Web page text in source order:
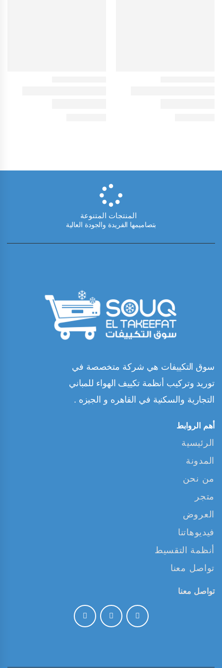
المنتجات المتنوعة
بتصاميمها الفريدة والجودة العالية
سوق التكييفات هي شركة متخصصة في
توريد وتركيب أنظمة تكييف الهواء للمباني
التجارية والسكنية في القاهره و الجيزه .
أهم الروابط
الرئيسية
المدونة
من نحن
متجر
العروض
فيديوهاتنا
أنظمة التقسيط
تواصل معنا
تواصل معنا